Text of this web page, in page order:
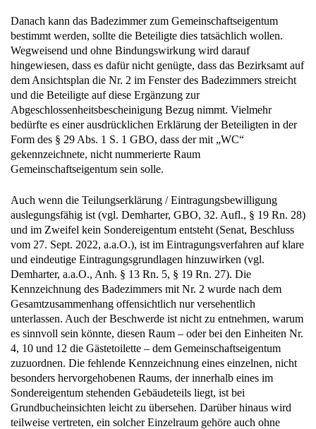
Danach kann das Badezimmer zum Gemeinschaftseigentum
bestimmt werden, sollte die Beteiligte dies tatsächlich wollen.
Wegweisend und ohne Bindungswirkung wird darauf
hingewiesen, dass es dafür nicht genügte, dass das Bezirksamt auf
dem Ansichtsplan die Nr. 2 im Fenster des Badezimmers streicht
und die Beteiligte auf diese Ergänzung zur
Abgeschlossenheitsbescheinigung Bezug nimmt. Vielmehr
bedürfte es einer ausdrücklichen Erklärung der Beteiligten in der
Form des § 29 Abs. 1 S. 1 GBO, dass der mit „WC“
gekennzeichnete, nicht nummerierte Raum
Gemeinschaftseigentum sein solle.
Auch wenn die Teilungserklärung / Eintragungsbewilligung
auslegungsfähig ist (vgl. Demharter, GBO, 32. Aufl., § 19 Rn. 28)
und im Zweifel kein Sondereigentum entsteht (Senat, Beschluss
vom 27. Sept. 2022, a.a.O.), ist im Eintragungsverfahren auf klare
und eindeutige Eintragungsgrundlagen hinzuwirken (vgl.
Demharter, a.a.O., Anh. § 13 Rn. 5, § 19 Rn. 27). Die
Kennzeichnung des Badezimmers mit Nr. 2 wurde nach dem
Gesamtzusammenhang offensichtlich nur versehentlich
unterlassen. Auch der Beschwerde ist nicht zu entnehmen, warum
es sinnvoll sein könnte, diesen Raum – oder bei den Einheiten Nr.
4, 10 und 12 die Gästetoilette – dem Gemeinschaftseigentum
zuzuordnen. Die fehlende Kennzeichnung eines einzelnen, nicht
besonders hervorgehobenen Raums, der innerhalb eines im
Sondereigentum stehenden Gebäudeteils liegt, ist bei
Grundbucheinsichten leicht zu übersehen. Darüber hinaus wird
teilweise vertreten, ein solcher Einzelraum gehöre auch ohne